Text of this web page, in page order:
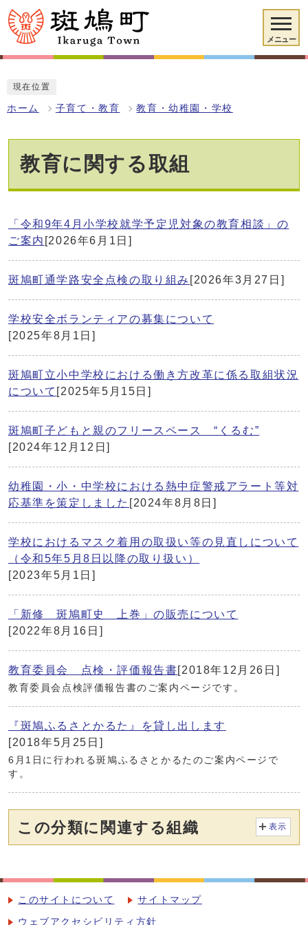
メニュー
現在位置
ホーム 子育て・教育 教育・幼稚園・学校
教育に関する取組
「令和9年4月小学校就学予定児対象の教育相談」の
ご案内 [2026年6月1日]
斑鳩町通学路安全点検の取り組み [2026年3月27日]
学校安全ボランティアの募集について
[2025年8月1日]
斑鳩町立小中学校における働き方改革に係る取組状況
について [2025年5月15日]
斑鳩町子どもと親のフリースペース “くるむ”
[2024年12月12日]
幼稚園・小・中学校における熱中症警戒アラート等対
応基準を策定しました [2024年8月8日]
学校におけるマスク着用の取扱い等の見直しについて
（令和5年5月8日以降の取り扱い）
[2023年5月1日]
「新修 斑鳩町史 上巻」の販売について
[2022年8月16日]
教育委員会 点検・評価報告書[2018年12月26日]
教育委員会点検評価報告書のご案内ページです。
『斑鳩ふるさとかるた』を貸し出します
[2018年5月25日]
6月1日に行われる斑鳩ふるさとかるたのご案内ページで
す。
この分類に関連する組織 表示
このサイトについて サイトマップ
ウェブアクセシビリティ方針